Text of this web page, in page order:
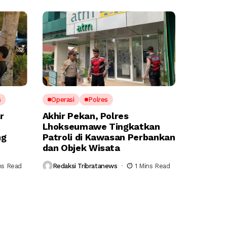
Read
Operasi Polres
Akhir Pekan, Polres
Lhokseumawe Tingkatkan
Patroli di Kawasan Perbankan
dan Objek Wisata
Redaksi Tribratanews 1 Mins Read